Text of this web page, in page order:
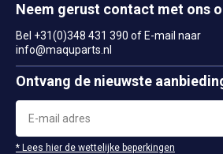
Neem gerust contact met ons
Bel +31(0)348 431 390 of E-mail naar
info@maquparts.nl
Ontvang de nieuwste
* Lees hier de wettelijke beperkingen